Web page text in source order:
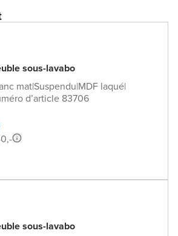
sous-lavabo
mat|Suspendu|MDF laqué|
d’article 83706
sous-lavabo